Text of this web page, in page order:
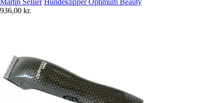
Martin Sellier Hundeklipper Optimum Beauty
936,00 kr.